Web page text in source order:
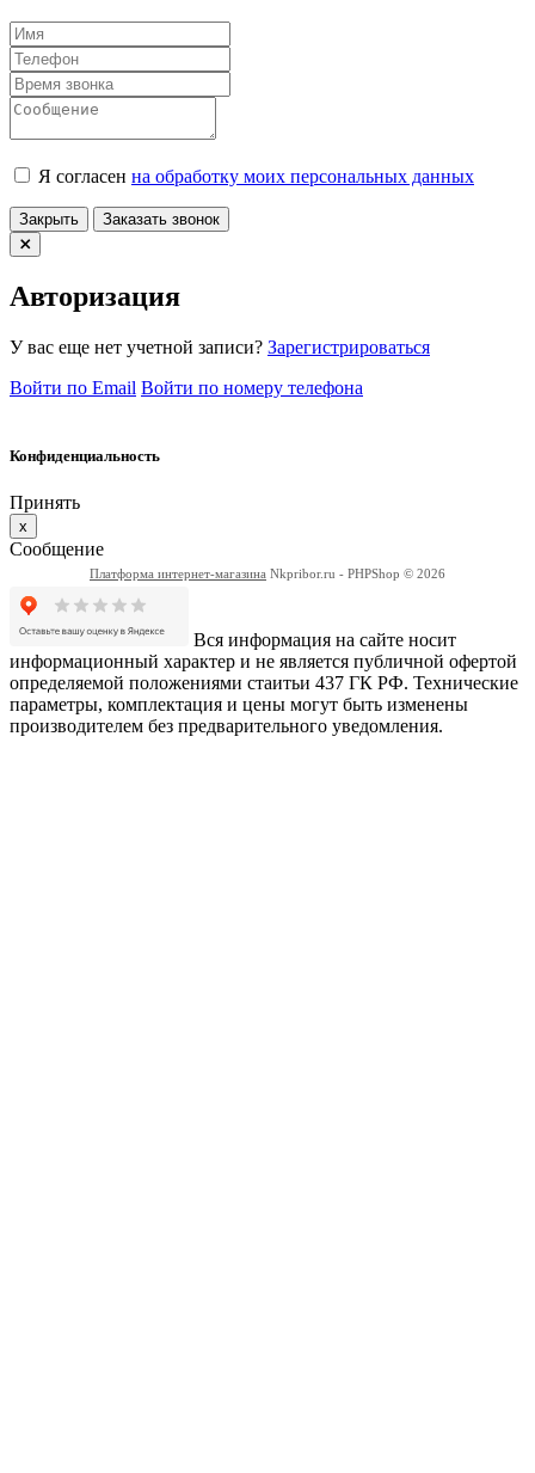
Я согласен на обработку моих персональных данных
Закрыть Заказать звонок
Авторизация
У вас еще нет учетной записи? Зарегистрироваться
Войти по Email Войти по номеру телефона
Конфиденциальность
Принять
x
Сообщение
Платформа интернет-магазина Nkpribor.ru - PHPShop © 2026
Вся информация на сайте носит
информационный характер и не является публичной офертой
определяемой положениями стаитьи 437 ГК РФ. Технические
параметры, комплектация и цены могут быть изменены
производителем без предварительного уведомления.